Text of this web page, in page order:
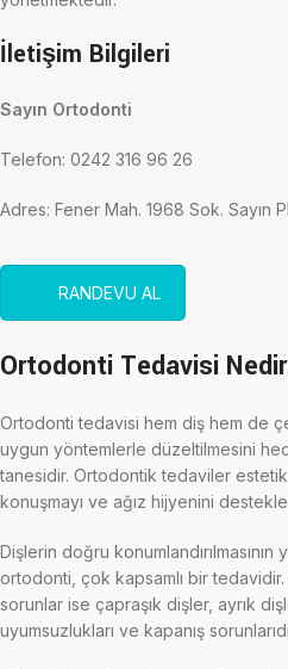
İletişim Bilgileri
Sayın Ortodonti
Telefon: 0242 316 96 26
Adres: Fener Mah. 1968 Sok. Sayın
RANDEVU AL
Ortodonti Tedavisi
Ortodonti tedavisi hem diş hem de
uygun yöntemlerle düzeltilmesini
tanesidir. Ortodontik tedaviler
konuşmayı ve ağız hijyenini
Dişlerin doğru konumlandırılmasının
ortodonti, çok kapsamlı bir
sorunlar ise çapraşık dişler, ayrık
uyumsuzlukları ve kapanış